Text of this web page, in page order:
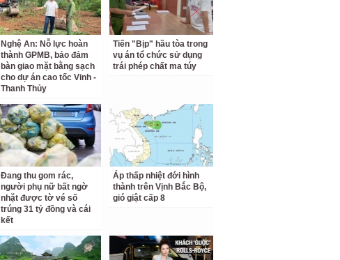
Nghệ An: Nỗ lực hoàn
thành GPMB, bảo đảm
bàn giao mặt bằng sạch
cho dự án cao tốc Vinh -
Thanh Thủy
Tiến "Bịp" hầu tòa trong
vụ án tổ chức sử dụng
trái phép chất ma túy
Đang thu gom rác,
người phụ nữ bất ngờ
nhặt được tờ vé số
trúng 31 tỷ đồng và cái
kết
Áp thấp nhiệt đới hình
thành trên Vịnh Bắc Bộ,
gió giật cấp 8